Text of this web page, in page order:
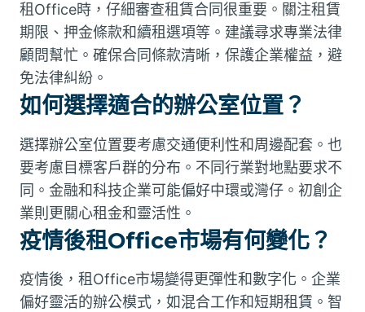
租Office時，仔細審查租賃合同很重要。關注租賃
期限、押金條款和續租選項等。建議尋求專業法律
顧問幫忙。確保合同條款清晰，保護企業權益，避
免法律糾紛。
如何選擇適合的辦公室位置？
選擇辦公室位置要考慮交通便利性和周邊配套。也
要考慮目標客戶群的分布。不同行業對地點要求不
同。金融和科技企業可能偏好中環或灣仔。初創企
業則更關心租金和靈活性。
疫情後租Office市場有何變化？
疫情後，租Office市場變得更彈性和數字化。企業
偏好靈活的辦公模式，如混合工作和短期租賃。智